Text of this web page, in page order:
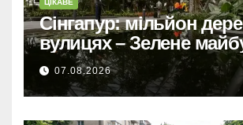
ЦІКАВЕ
Сінгапур: мільйон
вулицях – Зелене
міста-держави.
07.08.2026